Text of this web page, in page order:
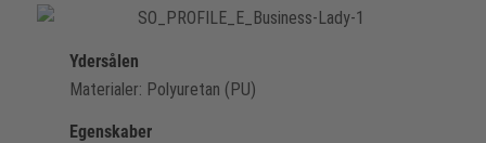
Ydersålen
Materialer: Polyuretan (PU)
Egenskaber